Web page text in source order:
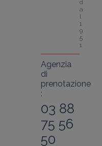
d
a
l
1
9
5
1
Agenzia
di
prenotazione
:
03 88
75 56
50